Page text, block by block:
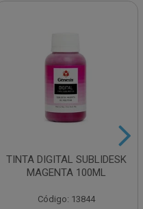
TINTA DIGITAL SUBLIDESK
MAGENTA 100ML
Código: 13844